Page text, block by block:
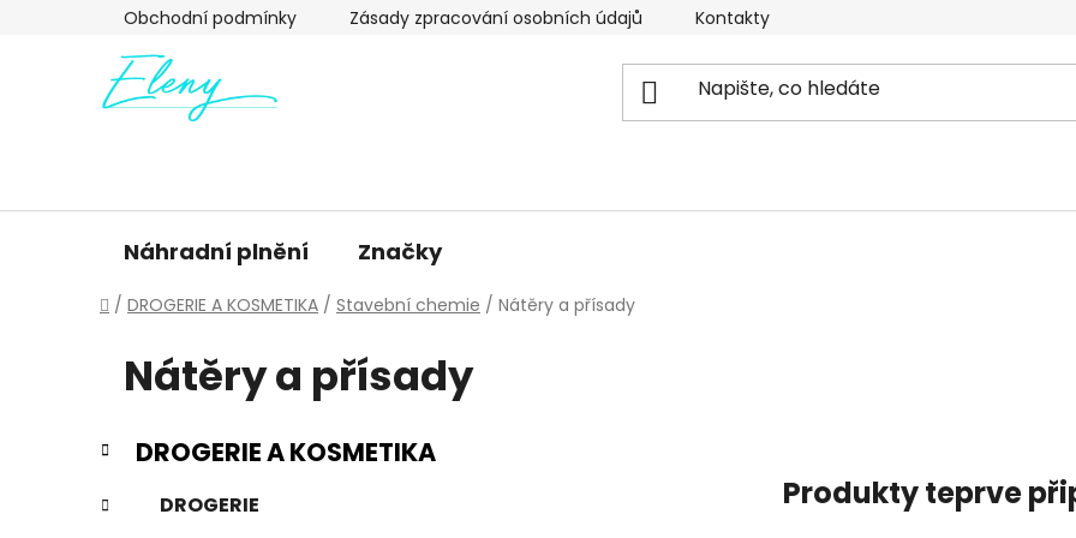
Obchodní podmínky Zásady zpracování osobních údajů Kontakty
Náhradní plnění Značky
Domů
/ DROGERIE A KOSMETIKA / Stavební chemie / Nátěry a přísady
Nátěry a přísady
P
s
Přeskočit
K
a
e
DROGERIE A KOSMETIKA
DROGERIE
Produkty teprve